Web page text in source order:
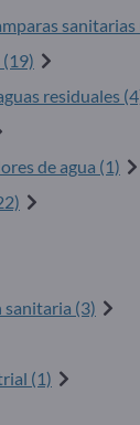
sanitarias
residuales
de agua (1)
sanitaria (3)
(1)